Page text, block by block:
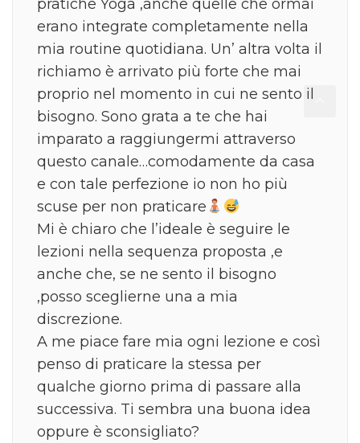
pratiche Yoga ,anche quelle che ormai
erano integrate completamente nella
mia routine quotidiana. Un’ altra volta il
richiamo è arrivato più forte che mai
proprio nel momento in cui ne sento il
bisogno. Sono grata a te che hai
imparato a raggiungermi attraverso
questo canale…comodamente da casa
e con tale perfezione io non ho più
scuse per non praticare
Mi è chiaro che l’ideale è seguire le
lezioni nella sequenza proposta ,e
anche che, se ne sento il bisogno
,posso sceglierne una a mia
discrezione.
A me piace fare mia ogni lezione e così
penso di praticare la stessa per
qualche giorno prima di passare alla
successiva. Ti sembra una buona idea
oppure è sconsigliato?